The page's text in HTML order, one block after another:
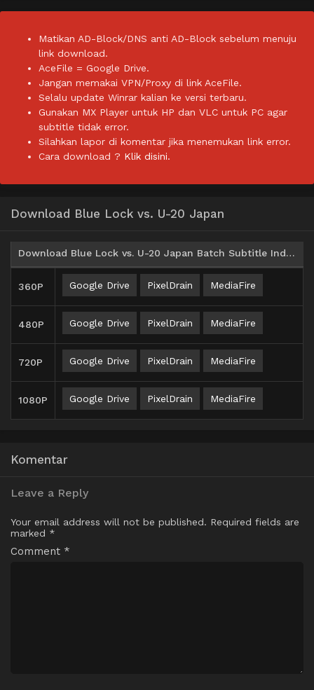
Matikan AD-Block/DNS anti AD-Block sebelum menuju
link download.
AceFile = Google Drive.
Jangan memakai VPN/Proxy di link AceFile.
Selalu update Winrar kalian ke versi terbaru.
Gunakan MX Player untuk HP dan VLC untuk PC agar
subtitle tidak error.
Silahkan lapor di komentar jika menemukan link error.
Cara download ? Klik disini.
Download Blue Lock vs. U-20 Japan
Download Blue Lock vs. U-20 Japan Batch Subtitle Indonesia
360P Google Drive PixelDrain MediaFire
480P Google Drive PixelDrain MediaFire
720P Google Drive PixelDrain MediaFire
1080P Google Drive PixelDrain MediaFire
Komentar
Leave a Reply
Your email address will not be published. Required fields are
marked *
Comment *